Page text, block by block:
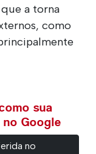
a torna
como
sua
Google
no